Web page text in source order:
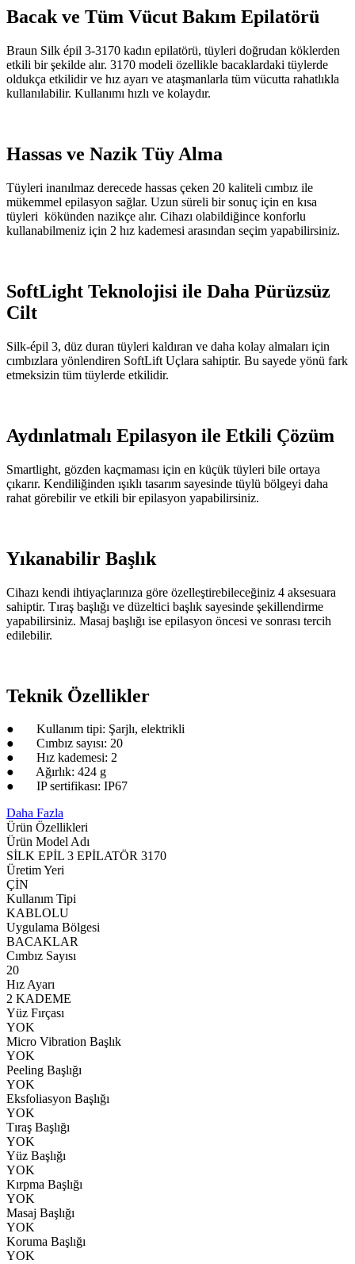
Bacak ve Tüm Vücut Bakım Epilatörü
Braun Silk épil 3-3170 kadın epilatörü, tüyleri doğrudan köklerden
etkili bir şekilde alır. 3170 modeli özellikle bacaklardaki tüylerde
oldukça etkilidir ve hız ayarı ve ataşmanlarla tüm vücutta rahatlıkla
kullanılabilir. Kullanımı hızlı ve kolaydır.
Hassas ve Nazik Tüy Alma
Tüyleri inanılmaz derecede hassas çeken 20 kaliteli cımbız ile
mükemmel epilasyon sağlar. Uzun süreli bir sonuç için en kısa
tüyleri kökünden nazikçe alır. Cihazı olabildiğince konforlu
kullanabilmeniz için 2 hız kademesi arasından seçim yapabilirsiniz.
SoftLight Teknolojisi ile Daha Pürüzsüz
Cilt
Silk-épil 3, düz duran tüyleri kaldıran ve daha kolay almaları için
cımbızlara yönlendiren SoftLift Uçlara sahiptir. Bu sayede yönü fark
etmeksizin tüm tüylerde etkilidir.
Aydınlatmalı Epilasyon ile Etkili Çözüm
Smartlight, gözden kaçmaması için en küçük tüyleri bile ortaya
çıkarır. Kendiliğinden ışıklı tasarım sayesinde tüylü bölgeyi daha
rahat görebilir ve etkili bir epilasyon yapabilirsiniz.
Yıkanabilir Başlık
Cihazı kendi ihtiyaçlarınıza göre özelleştirebileceğiniz 4 aksesuara
sahiptir. Tıraş başlığı ve düzeltici başlık sayesinde şekillendirme
yapabilirsiniz. Masaj başlığı ise epilasyon öncesi ve sonrası tercih
edilebilir.
Teknik Özellikler
● Kullanım tipi: Şarjlı, elektrikli
● Cımbız sayısı: 20
● Hız kademesi: 2
● Ağırlık: 424 g
● IP sertifikası: IP67
Daha Fazla
Ürün Özellikleri
Ürün Model Adı
SİLK EPİL 3 EPİLATÖR 3170
Üretim Yeri
ÇİN
Kullanım Tipi
KABLOLU
Uygulama Bölgesi
BACAKLAR
Cımbız Sayısı
20
Hız Ayarı
2 KADEME
Yüz Fırçası
YOK
Micro Vibration Başlık
YOK
Peeling Başlığı
YOK
Eksfoliasyon Başlığı
YOK
Tıraş Başlığı
YOK
Yüz Başlığı
YOK
Kırpma Başlığı
YOK
Masaj Başlığı
YOK
Koruma Başlığı
YOK